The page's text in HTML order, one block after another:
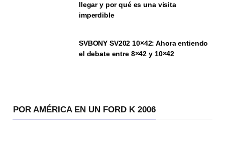
llegar y por qué es una visita
imperdible
SVBONY SV202 10×42: Ahora entiendo
el debate entre 8×42 y 10×42
POR AMÉRICA EN UN FORD K 2006